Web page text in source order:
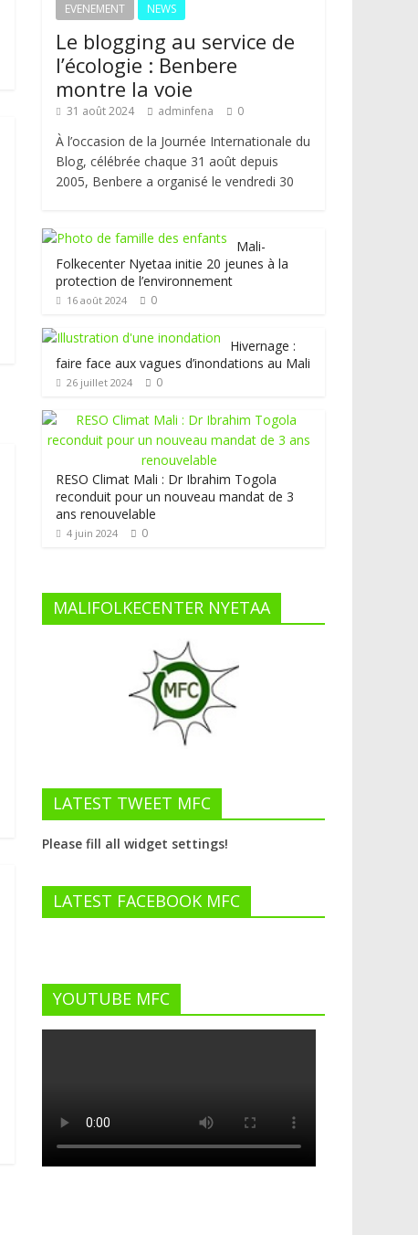
EVENEMENT NEWS
Le blogging au service de
l’écologie : Benbere
montre la voie
31 août 2024 adminfena 0
À l’occasion de la Journée Internationale du
Blog, célébrée chaque 31 août depuis
2005, Benbere a organisé le vendredi 30
Mali-
Folkecenter Nyetaa initie 20 jeunes à la
protection de l’environnement
16 août 2024 0
Hivernage :
faire face aux vagues d’inondations au Mali
26 juillet 2024 0
RESO Climat Mali : Dr Ibrahim Togola
reconduit pour un nouveau mandat de 3
ans renouvelable
4 juin 2024 0
MALIFOLKECENTER NYETAA
LATEST TWEET MFC
Please fill all widget settings!
LATEST FACEBOOK MFC
YOUTUBE MFC